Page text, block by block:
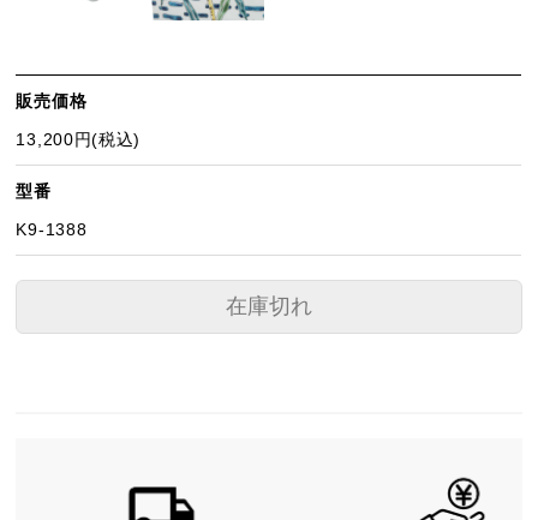
販売価格
13,200円(税込)
型番
K9-1388
在庫切れ